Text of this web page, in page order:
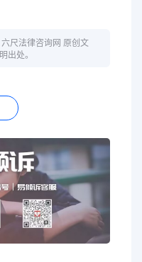
尺法律咨询网 原创文
出处。